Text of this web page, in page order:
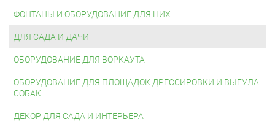
ФОНТАНЫ И ОБОРУДОВАНИЕ ДЛЯ НИХ
ДЛЯ САДА И ДАЧИ
ОБОРУДОВАНИЕ ДЛЯ ВОРКАУТА
ОБОРУДОВАНИЕ ДЛЯ ПЛОЩАДОК ДРЕССИРОВКИ И ВЫГУЛА
СОБАК
ДЕКОР ДЛЯ САДА И ИНТЕРЬЕРА